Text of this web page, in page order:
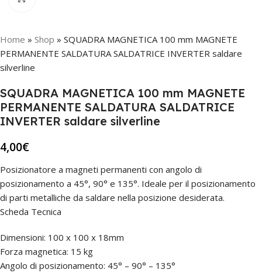
Home » Shop » SQUADRA MAGNETICA 100 mm MAGNETE
PERMANENTE SALDATURA SALDATRICE INVERTER saldare
silverline
SQUADRA MAGNETICA 100 mm MAGNETE
PERMANENTE SALDATURA SALDATRICE
INVERTER saldare silverline
4,00€
Posizionatore a magneti permanenti con angolo di
posizionamento a 45°, 90° e 135°. Ideale per il posizionamento
di parti metalliche da saldare nella posizione desiderata.
Scheda Tecnica
Dimensioni: 100 x 100 x 18mm
Forza magnetica: 15 kg
Angolo di posizionamento: 45° – 90° – 135°